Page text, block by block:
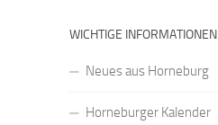
WICHTIGE INFORMATIONEN
Neues aus Horneburg
Horneburger Kalender